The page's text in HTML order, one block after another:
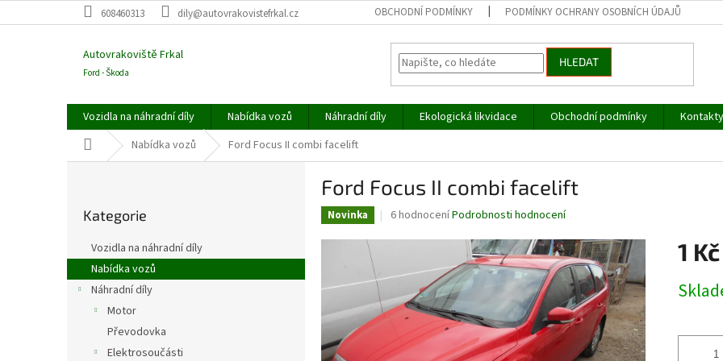
na
608460313 dily@autovrakovistefrkal.cz OBCHODNÍ PODMÍNKY PODMÍNKY OCHRANY OSOBNÍCH ÚDAJŮ
Autovrakoviště Frkal
Ford - Škoda
HLEDAT
Vozidla na náhradní díly Nabídka vozů Náhradní díly Ekologická likvidace Obchodní podmínky
Kontakty
Domů Nabídka vozů Ford Focus II combi facelift
a
n
kategorie
Kategorie
Vozidla na náhradní díly
Nabídka vozů
Náhradní díly
Motor
Převodovka
Elektrosoučásti
Ford Focus II combi facelift
Novinka
Průměrné
produktu
4,0
5
hvězdiček.
6 hodnoceníPodrobnosti hodnocení
1 Kč
cena: